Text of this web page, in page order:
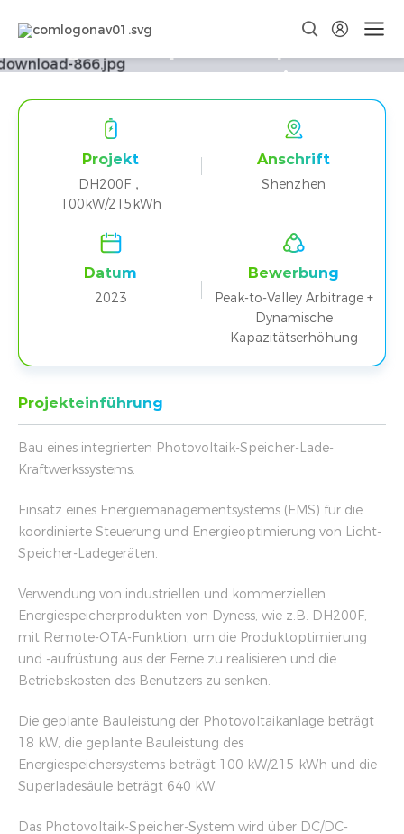
Shenzhen DH200F 100kW
und Ladesystem Projekt
Projekt
DH200F，
100kW/215kWh
Anschrift
Shenzhen
Datum
2023
Bewerbung
Peak-to-Valley Arbitrage +
Dynamische
Kapazitätserhöhung
Projekteinführung
Bau eines integrierten Photovoltaik-Speicher-Lade-
Kraftwerkssystems.
Einsatz eines Energiemanagementsystems (EMS) für die
koordinierte Steuerung und Energieoptimierung von Licht-
Speicher-Ladegeräten.
Verwendung von industriellen und kommerziellen
Energiespeicherprodukten von Dyness, wie z.B. DH200F,
mit Remote-OTA-Funktion, um die Produktoptimierung
und -aufrüstung aus der Ferne zu realisieren und die
Betriebskosten des Benutzers zu senken.
Die geplante Bauleistung der Photovoltaikanlage beträgt
18 kW, die geplante Bauleistung des
Energiespeichersystems beträgt 100 kW/215 kWh und die
Superladesäule beträgt 640 kW.
Das Photovoltaik-Speicher-System wird über DC/DC-